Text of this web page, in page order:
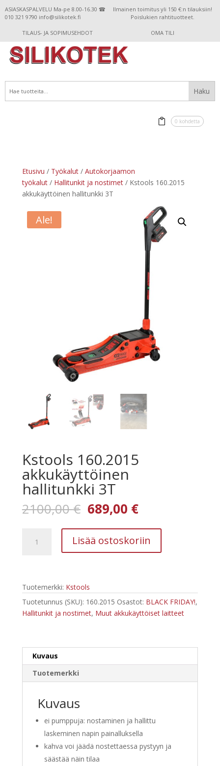
ASIASKASPALVELU Ma-pe 8.00-16.30 ☎
010 321 9790 info@silikotek.fi
Ilmainen toimitus yli 150 €:n tilauksiin!
Poislukien rahtituotteet.
TILAUS- JA SOPIMUSEHDOT OMA TILI
0 kohdetta
Etusivu / Työkalut/ Autokorjaamon
työkalut/ Hallitunkit ja nostimet/ Kstools 160.2015
akkukäyttöinen hallitunkki 3T
Ale!
Kstools 160.2015
akkukäyttöinen
hallitunkki 3T
2100,00€ Alkuperäinen
hinta
oli:
2100,00 €.
689,00 €Nykyinen
hinta
on:
689,00 €.
160.2015
akkukäyttöinen
määrä
Lisää ostoskoriin
Tuotemerkki: Kstools
Tuotetunnus (SKU): 160.2015 Osastot: BLACK FRIDAY!,
Hallitunkit ja nostimet, Muut akkukäyttöiset laitteet
Kuvaus
Tuotemerkki
Kuvaus
ei pumppuja: nostaminen ja hallittu
laskeminen napin painalluksella
kahva voi jäädä nostettaessa pystyyn ja
säästää näin tilaa